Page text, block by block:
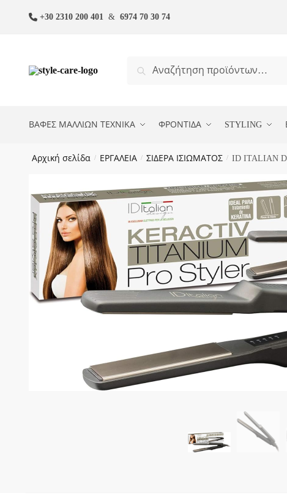
+30 2310 200 401 & 6974 70 30 74
Αναζήτηση
Αναζήτηση
ΒΑΦΕΣ ΜΑΛΛΙΩΝ ΤΕΧΝΙΚΑ ΦΡΟΝΤΙΔΑ STYLING
Αρχική σελίδα / ΕΡΓΑΛΕΙΑ / ΣΙΔΕΡΑ ΙΣΙΩΜΑΤΟΣ / ID ITALIAN